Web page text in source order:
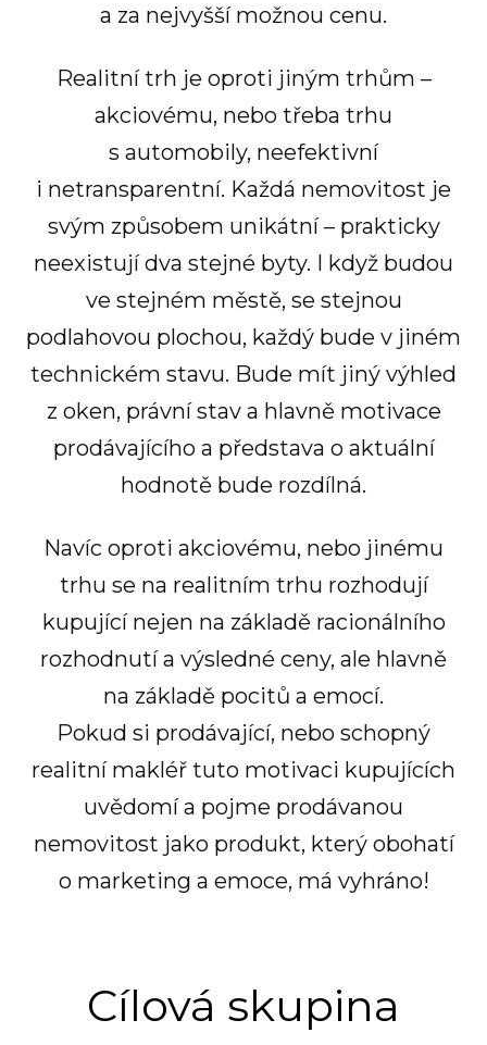
a za nejvyšší možnou cenu.
Realitní trh je oproti jiným trhům –
akciovému, nebo třeba trhu
s automobily, neefektivní
i netransparentní. Každá nemovitost je
svým způsobem unikátní – prakticky
neexistují dva stejné byty. I když budou
ve stejném městě, se stejnou
podlahovou plochou, každý bude v jiném
technickém stavu. Bude mít jiný výhled
z oken, právní stav a hlavně motivace
prodávajícího a představa o aktuální
hodnotě bude rozdílná.
Navíc oproti akciovému, nebo jinému
trhu se na realitním trhu rozhodují
kupující nejen na základě racionálního
rozhodnutí a výsledné ceny, ale hlavně
na základě pocitů a emocí.
Pokud si prodávající, nebo schopný
realitní makléř tuto motivaci kupujících
uvědomí a pojme prodávanou
nemovitost jako produkt, který obohatí
o marketing a emoce, má vyhráno!
Cílová skupina